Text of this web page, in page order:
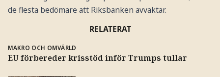
de flesta bedömare att Riksbanken avvaktar.
RELATERAT
MAKRO OCH OMVÄRLD
EU förbereder krisstöd inför Trumps tullar